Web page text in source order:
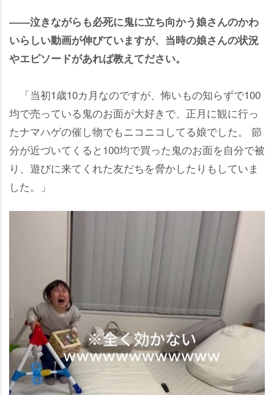
――泣きながらも必死に鬼に立ち向かう娘さんのかわ
いらしい動画が伸びていますが、当時の娘さんの状況
エピソードがあれば教えてださい。
「当初1歳10カ月なのですが、怖いもの知らずで100
均で売っている鬼のお面が大好きで、正月に観に行っ
たナマハゲの催し物でもニコニコしてる娘でした。 節
分が近づいてくると100均で買った鬼のお面を自分で被
り、遊びに来てくれた友だちを脅かしたりもしていま
した。」